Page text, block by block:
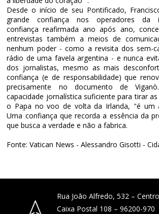
Desde o início de seu Pontificado,
grande confiança nos operadores da
confiança reafirmada ano após ano,
entrevistas também a meios de
nenhum poder - como a revisita dos sem-
rádio de uma favela argentina - e nunca
dos jornalistas, mesmo as mais
confiança (e de responsabilidade) que
precisamente no documento de
capacidade jornalística suficiente para tirar
o Papa no voo de volta da Irlanda, "é um
Uma confiança que recorda a essência da
que busca a verdade e não a fabrica.
Fonte: Vatican News - Alessandro Gisotti -
Rua João Alfredo, 532 – Centro
Caixa Postal 108 – 96200-970